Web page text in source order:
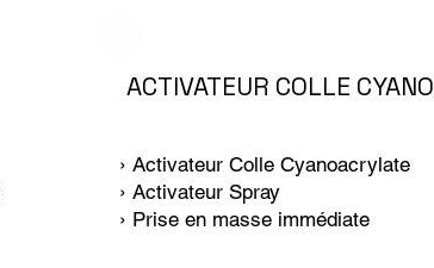
› Activateur Colle Cyanoacrylate
› Activateur Spray
› Prise en masse immédiate
ACTIVATEUR COLLE CYANO